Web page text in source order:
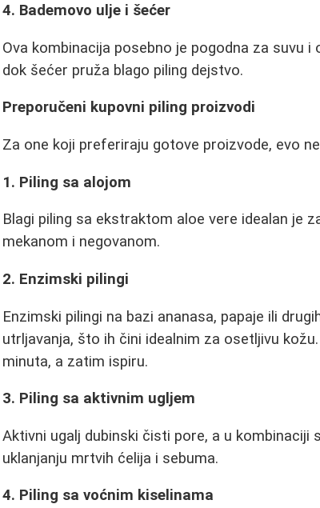
4. Bademovo ulje i šećer
Ova kombinacija posebno je pogodna za suvu
dok šećer pruža blago piling dejstvo.
Preporučeni kupovni piling proizvodi
Za one koji preferiraju gotove proizvode, evo
1. Piling sa alojom
Blagi piling sa ekstraktom aloe vere idealan je
mekanom i negovanom.
2. Enzimski pilingi
Enzimski pilingi na bazi ananasa, papaje ili
utrljavanja, što ih čini idealnim za osetljivu
minuta, a zatim ispiru.
3. Piling sa aktivnim ugljem
Aktivni ugalj dubinski čisti pore, a u
uklanjanju mrtvih ćelija i sebuma.
4. Piling sa voćnim kiselinama